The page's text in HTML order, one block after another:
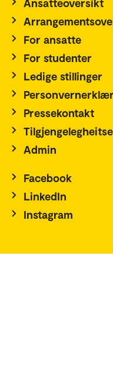
For ansatte
For studenter
Ledige stillinger
Pressekontakt
Admin
Facebook
LinkedIn
Instagram